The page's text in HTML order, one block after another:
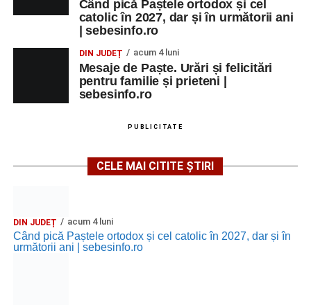
Când pică Paștele ortodox și cel
catolic în 2027, dar și în următorii ani
| sebesinfo.ro
DIN JUDEȚ acum 4 luni
Mesaje de Paște. Urări și felicitări
pentru familie și prieteni |
sebesinfo.ro
PUBLICITATE
CELE MAI CITITE ȘTIRI
DIN JUDEȚ acum 4 luni
Când pică Paștele ortodox și cel catolic în 2027, dar și în
următorii ani | sebesinfo.ro